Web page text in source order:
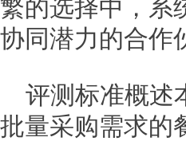
繁的选择中，系
协同潜力的合作
评测标准概述
批量采购需求的